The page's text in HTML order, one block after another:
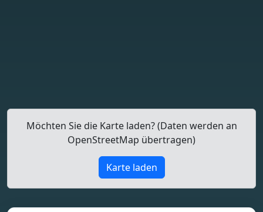
Möchten Sie die Karte laden? (Daten werden an
OpenStreetMap übertragen)
Karte laden